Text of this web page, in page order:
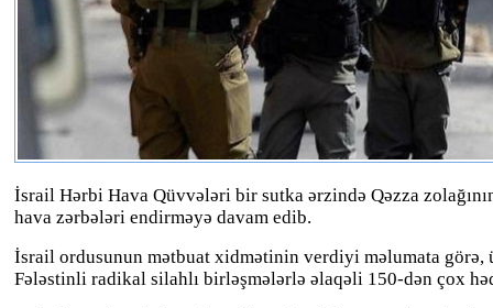
İsrail Hərbi Hava Qüvvələri bir sutka ərzində Qəzza
hava zərbələri endirməyə davam edib.
İsrail ordusunun mətbuat xidmətinin verdiyi məlumata görə,
Fələstinli radikal silahlı birləşmələrlə əlaqəli 150-dən çox